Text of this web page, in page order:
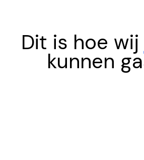
Dit is hoe wij
kunnen